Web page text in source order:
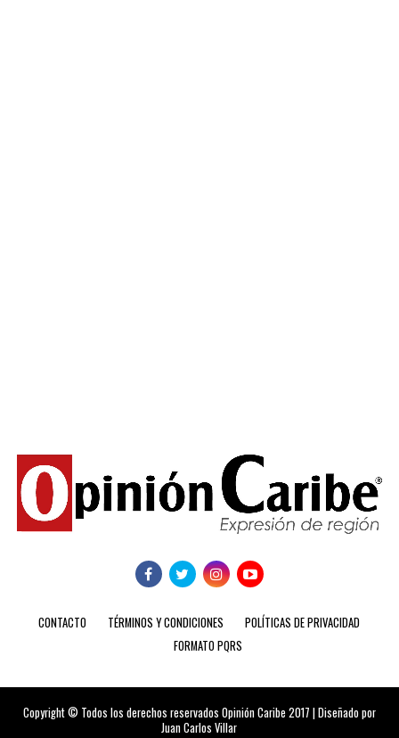
CONTACTO TÉRMINOS Y CONDICIONES
POLÍTICAS DE PRIVACIDAD
FORMATO PQRS
Copyright © Todos los derechos reservados Opinión Caribe 2017 | Diseñado por
Juan Carlos Villar